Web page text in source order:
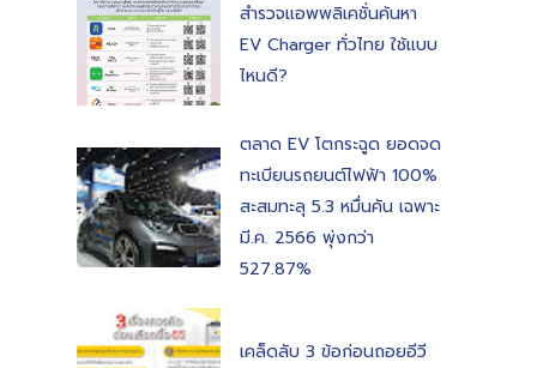
สำรวจแอพพลิเคชั่นค้นหา
EV Charger ทั่วไทย ใช้แบบ
ไหนดี?
ตลาด EV โตกระฉูด ยอดจด
ทะเบียนรถยนต์ไฟฟ้า 100%
สะสมทะลุ 5.3 หมื่นคัน เฉพาะ
มี.ค. 2566 พุ่งกว่า
527.87%
เคล็ดลับ 3 ข้อก่อนถอยอีวี